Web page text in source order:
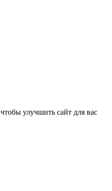
улучшить сайт для вас